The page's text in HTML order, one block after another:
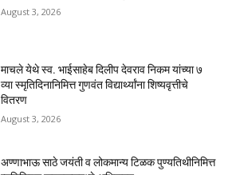
August 3, 2026
माचले येथे स्व. भाईसाहेब दिलीप देवराव निकम यांच्या ७
व्या स्मृतिदिनानिमित्त गुणवंत विद्यार्थ्यांना शिष्यवृत्तीचे
वितरण
August 3, 2026
अण्णाभाऊ साठे जयंती व लोकमान्य टिळक पुण्यतिथीनिमित्त